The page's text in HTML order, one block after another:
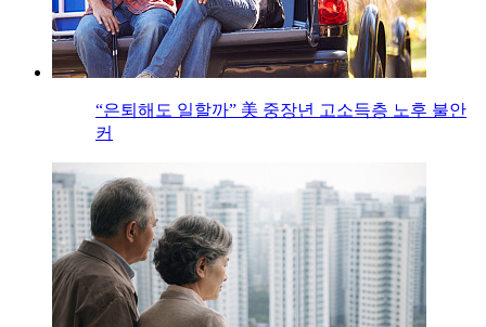
“은퇴해도 일할까” 美 중장년 고소득층 노후 불안
커